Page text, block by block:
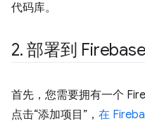
代码库。
2. 部署到 Firebase
首先，您需要拥有一个
点击“添加项目”， 在